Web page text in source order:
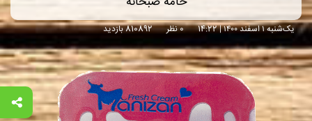
یک‌شنبه ۱ اسفند ۱۴۰۰ | 14:22 0 نظر 810892 بازدید